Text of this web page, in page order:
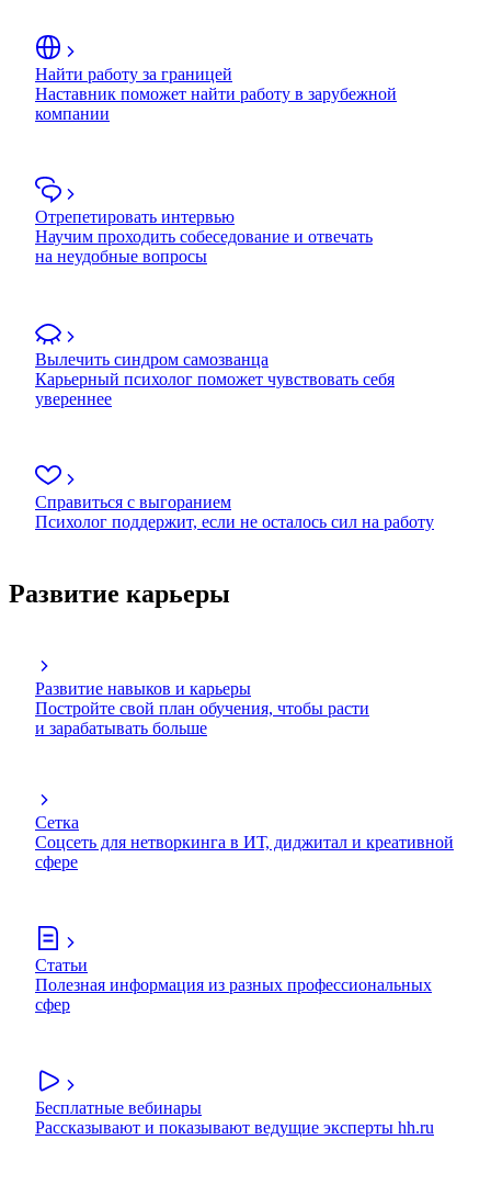
Найти работу за границей
Наставник поможет найти работу в зарубежной
компании
Отрепетировать интервью
Научим проходить собеседование и отвечать
на неудобные вопросы
Вылечить синдром самозванца
Карьерный психолог поможет чувствовать себя
увереннее
Справиться с выгоранием
Психолог поддержит, если не осталось сил на работу
Развитие карьеры
Развитие навыков и карьеры
Постройте свой план обучения, чтобы расти
и зарабатывать больше
Сетка
Соцсеть для нетворкинга в ИТ, диджитал и креативной
сфере
Статьи
Полезная информация из разных профессиональных
сфер
Бесплатные вебинары
Рассказывают и показывают ведущие эксперты hh.ru